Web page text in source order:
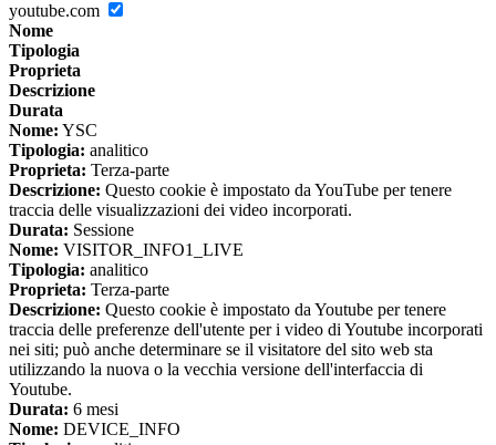
youtube.com
Nome
Tipologia
Proprieta
Descrizione
Durata
Nome: YSC
Tipologia: analitico
Proprieta: Terza-parte
Descrizione: Questo cookie è impostato da YouTube per tenere
traccia delle visualizzazioni dei video incorporati.
Durata: Sessione
Nome: VISITOR_INFO1_LIVE
Tipologia: analitico
Proprieta: Terza-parte
Descrizione: Questo cookie è impostato da Youtube per tenere
traccia delle preferenze dell'utente per i video di Youtube incorporati
nei siti; può anche determinare se il visitatore del sito web sta
utilizzando la nuova o la vecchia versione dell'interfaccia di
Youtube.
Durata: 6 mesi
Nome: DEVICE_INFO